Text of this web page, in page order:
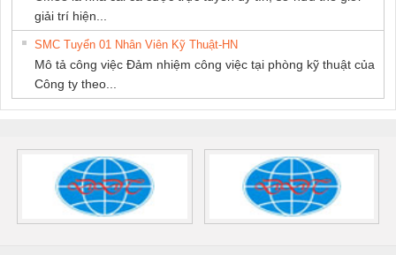
giải trí hiện...
SMC Tuyển 01 Nhân Viên Kỹ Thuật-HN
Mô tả công việc Đảm nhiệm công việc tại phòng kỹ thuật của
Công ty theo...